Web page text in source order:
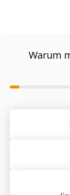
Warum